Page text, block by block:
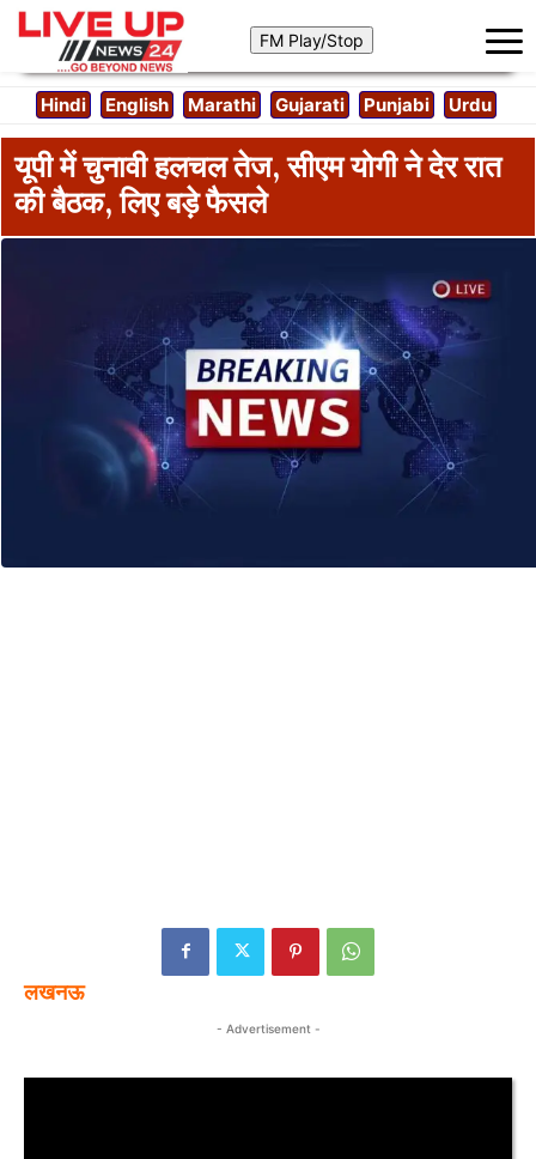
Hindi English Marathi Gujarati Punjabi Urdu
यूपी में चुनावी हलचल तेज, सीएम योगी ने देर रात
की बैठक, लिए बड़े फैसले
लखनऊ
- Advertisement -